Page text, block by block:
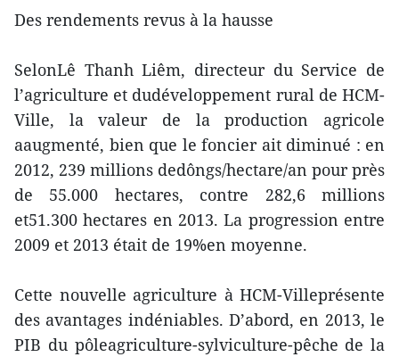
Des rendements revus à la hausse
SelonLê Thanh Liêm, directeur du Service de
l’agriculture et dudéveloppement rural de HCM-
Ville, la valeur de la production agricole
aaugmenté, bien que le foncier ait diminué : en
2012, 239 millions dedôngs/hectare/an pour près
de 55.000 hectares, contre 282,6 millions
et51.300 hectares en 2013. La progression entre
2009 et 2013 était de 19%en moyenne.
Cette nouvelle agriculture à HCM-Villeprésente
des avantages indéniables. D’abord, en 2013, le
PIB du pôleagriculture-sylviculture-pêche de la